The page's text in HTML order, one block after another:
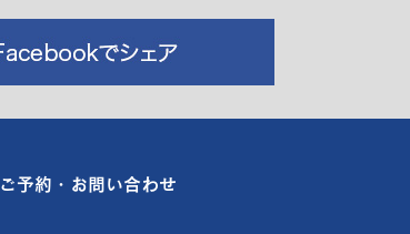
ご予約・お問い合わせ